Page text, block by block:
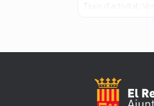
Tipus d’activitat: